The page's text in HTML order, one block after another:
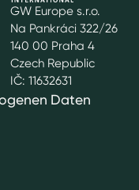
GW Europe s.r.o.
Na Pankráci 322/26
140 00 Praha 4
Czech Republic
IČ: 11632631
Daten